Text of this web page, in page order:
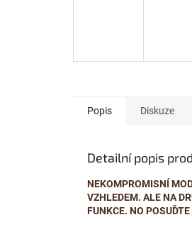
Popis Diskuze
Detailní popis
NEKOMPROMISNÍ
VZHLEDEM. ALE NA
FUNKCE. NO